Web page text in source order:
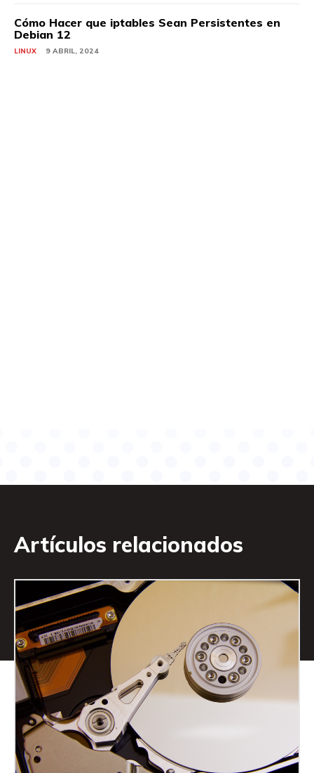
Cómo Hacer que iptables Sean Persistentes en
Debian 12
LINUX 9 ABRIL, 2024
Artículos relacionados